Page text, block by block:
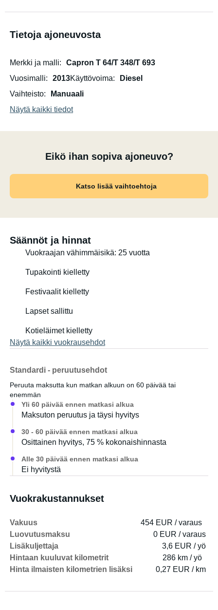
Tietoja ajoneuvosta
Merkki ja malli
Capron T 64/T 348/T 693
Vuosimalli
2013Käyttövoima
Diesel
Vaihteisto
Manuaali
Näytä kaikki tiedot
Eikö ihan sopiva ajoneuvo?
Katso lisää vaihtoehtoja
Säännöt ja hinnat
Vuokraajan vähimmäisikä: 25 vuotta
Tupakointi kielletty
Festivaalit kielletty
Lapset sallittu
Kotieläimet kielletty
Näytä kaikki vuokrausehdot
Standardi - peruutusehdot
Peruuta maksutta kun matkan alkuun on 60 päivää tai
enemmän
Yli 60 päivää ennen matkasi alkua
Maksuton peruutus ja täysi hyvitys
30 - 60 päivää ennen matkasi alkua
Osittainen hyvitys, 75 % kokonaishinnasta
Alle 30 päivää ennen matkasi alkua
Ei hyvitystä
Vuokrakustannukset
Vakuus
454 EUR / varaus
Luovutusmaksu
0 EUR / varaus
Lisäkuljettaja
3,6 EUR / yö
Hintaan kuuluvat kilometrit
286 km / yö
Hinta ilmaisten kilometrien lisäksi
0,27 EUR / km